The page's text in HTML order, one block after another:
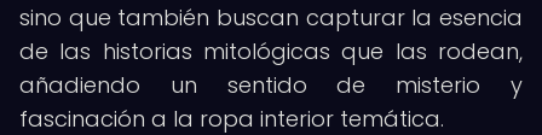
sino que también buscan capturar la esencia
de las historias mitológicas que las rodean,
añadiendo un sentido de misterio y
fascinación a la ropa interior temática.